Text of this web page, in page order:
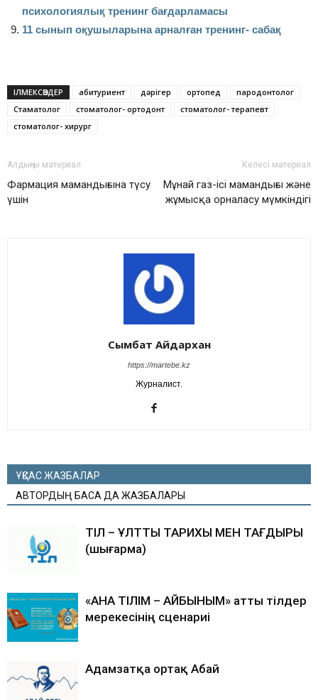
психологиялық тренинг бағдарламасы
11 сынып оқушыларына арналған тренинг- сабақ
ІЛМЕКСӨЗДЕР абитуриент дәрігер ортопед
пародонтолог
Стаматолог
стоматолог- ортодонт
стоматолог- терапевт
стоматолог- хирург
Алдыңғы материал
Фармация мамандығына түсу
үшін
Келесі материал
Мұнай газ-ісі мамандығы және
жұмысқа орналасу мүмкіндігі
Сымбат Айдархан
https://martebe.kz
Журналист.
ҰҚСАС ЖАЗБАЛАР
АВТОРДЫҢ БАСҚА ДА ЖАЗБАЛАРЫ
ТІЛ – ҰЛТТЫҢ ТАРИХЫ МЕН ТАҒДЫРЫ
(шығарма)
«АНА ТІЛІМ – АЙБЫНЫМ» атты тілдер
мерекесінің сценариі
Адамзатқа ортақ Абай